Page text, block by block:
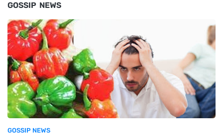
GOSSIP NEWS
GOSSIP NEWS